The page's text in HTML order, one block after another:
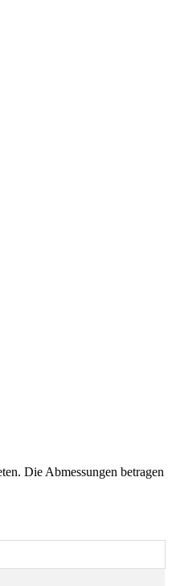
Die Abmessungen betragen